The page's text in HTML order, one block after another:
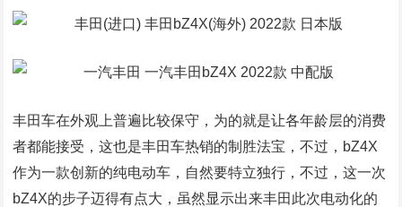
丰田车在外观上普遍比较保守，为的就是让各年龄层的消费
者都能接受，这也是丰田车热销的制胜法宝，不过，bZ4X
作为一款创新的纯电动车，自然要特立独行，不过，这一次
bZ4X的步子迈得有点大，虽然显示出来丰田此次电动化的